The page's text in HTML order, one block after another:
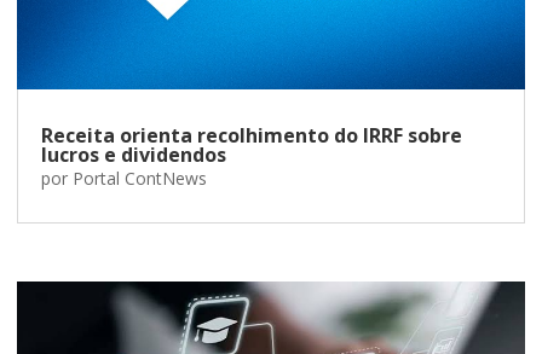
Receita orienta recolhimento do IRRF sobre
lucros e dividendos
por Portal ContNews